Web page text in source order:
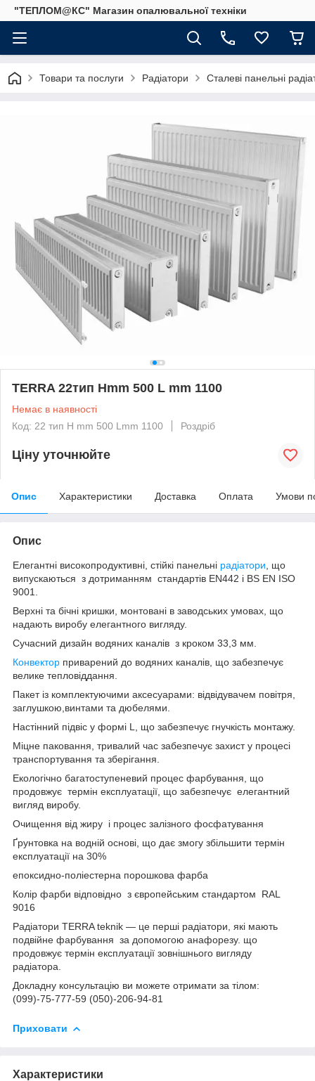
"ТЕПЛОМ@КС" Магазин опалювальної техніки
Товари та послуги Радіатори Сталеві панельні
TERRA 22тип Hmm 500 L mm 1100
Немає в наявності
Код: 22 тип H mm 500 Lmm 1100
Роздріб
Ціну уточнюйте
Опис Характеристики Доставка Оплата Умови
Опис
Елегантні високопродуктивні, стійкі панельні радіатори , що
випускаються з дотриманням стандартів EN442 і BS EN ISO
9001.
Верхні та бічні кришки, монтовані в заводських умовах, що
надають виробу елегантного вигляду.
Сучасний дизайн водяних каналів з кроком 33,3 мм.
Конвектор приварений до водяних каналів, що забезпечує
велике тепловіддання.
Пакет із комплектуючими аксесуарами: відвідувачем повітря,
заглушкою,винтами та дюбелями.
Настінний підвіс у формі L, що забезпечує гнучкість монтажу.
Міцне паковання, тривалий час забезпечує захист у процесі
транспортування та зберігання.
Екологічно багатоступеневий процес фарбування, що
продовжує термін експлуатації, що забезпечує елегантний
вигляд виробу.
Очищення від жиру і процес залізного фосфатування
Ґрунтовка на водній основі, що дає змогу збільшити термін
експлуатації на 30%
епоксидно-поліестерна порошкова фарба
Колір фарби відповідно з європейським стандартом RAL
9016
Радіатори TERRA teknik — це перші радіатори, які мають
подвійне фарбування за допомогою анафорезу. що
продовжує термін експлуатації зовнішнього вигляду
радіатора.
Докладну консультацію ви можете отримати за тілом:
(099)-75-777-59 (050)-206-94-81
Приховати
Характеристики